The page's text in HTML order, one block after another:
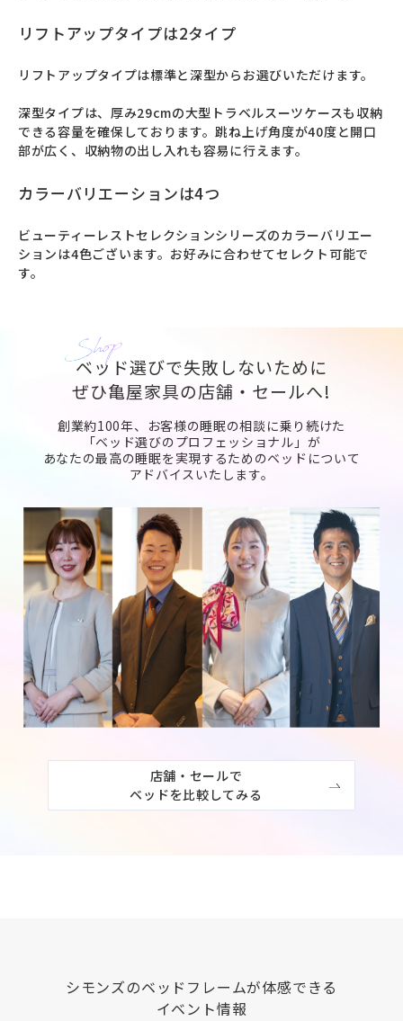
リフトアップタイプは2タイプ
リフトアップタイプは標準と深型からお選びいただけます。
深型タイプは、厚み29cmの大型トラベルスーツケースも収納
できる容量を確保しております。跳ね上げ角度が40度と開口
部が広く、収納物の出し入れも容易に行えます。
カラーバリエーションは4つ
ビューティーレストセレクションシリーズのカラーバリエー
ションは4色ございます。お好みに合わせてセレクト可能で
す。
ベッド選びで失敗しないために
ぜひ亀屋家具の店舗・セールへ!
創業約100年、お客様の睡眠の相談に乗り続けた
「ベッド選びのプロフェッショナル」が
あなたの最高の睡眠を実現するためのベッドについて
アドバイスいたします。
店舗・セールで
ベッドを比較してみる
シモンズのベッドフレームが体感できる
イベント情報